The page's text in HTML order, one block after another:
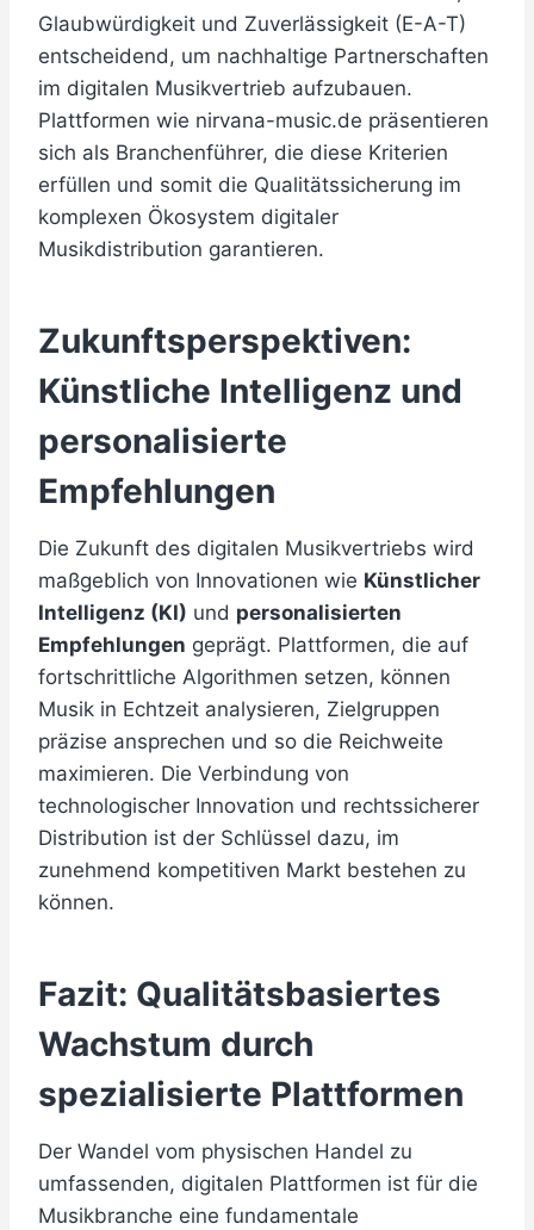
Glaubwürdigkeit und Zuverlässigkeit (E-A-T)
entscheidend, um nachhaltige Partnerschaften
im digitalen Musikvertrieb aufzubauen.
Plattformen wie nirvana-music.de präsentieren
sich als Branchenführer, die diese Kriterien
erfüllen und somit die Qualitätssicherung im
komplexen Ökosystem digitaler
Musikdistribution garantieren.
Zukunftsperspektiven:
Künstliche Intelligenz und
personalisierte
Empfehlungen
Die Zukunft des digitalen Musikvertriebs wird
maßgeblich von Innovationen wie Künstlicher
Intelligenz (KI) und personalisierten
Empfehlungen geprägt. Plattformen, die auf
fortschrittliche Algorithmen setzen, können
Musik in Echtzeit analysieren, Zielgruppen
präzise ansprechen und so die Reichweite
maximieren. Die Verbindung von
technologischer Innovation und rechtssicherer
Distribution ist der Schlüssel dazu, im
zunehmend kompetitiven Markt bestehen zu
können.
Fazit: Qualitätsbasiertes
Wachstum durch
spezialisierte Plattformen
Der Wandel vom physischen Handel zu
umfassenden, digitalen Plattformen ist für die
Musikbranche eine fundamentale